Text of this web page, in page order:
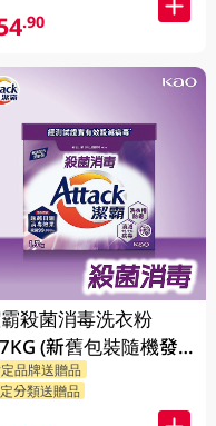
.90
殺菌消毒洗衣粉
(新舊包裝隨機發
品牌送贈品
分類送贈品